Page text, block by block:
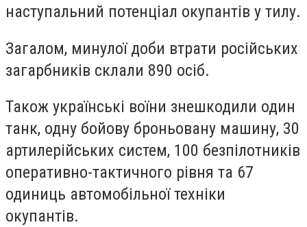
наступальний потенціал окупантів у тилу.
Загалом, минулої доби втрати російських
загарбників склали 890 осіб.
Також українські воїни знешкодили один
танк, одну бойову броньовану машину, 30
артилерійських систем, 100 безпілотників
оперативно-тактичного рівня та 67
одиниць автомобільної техніки
окупантів.